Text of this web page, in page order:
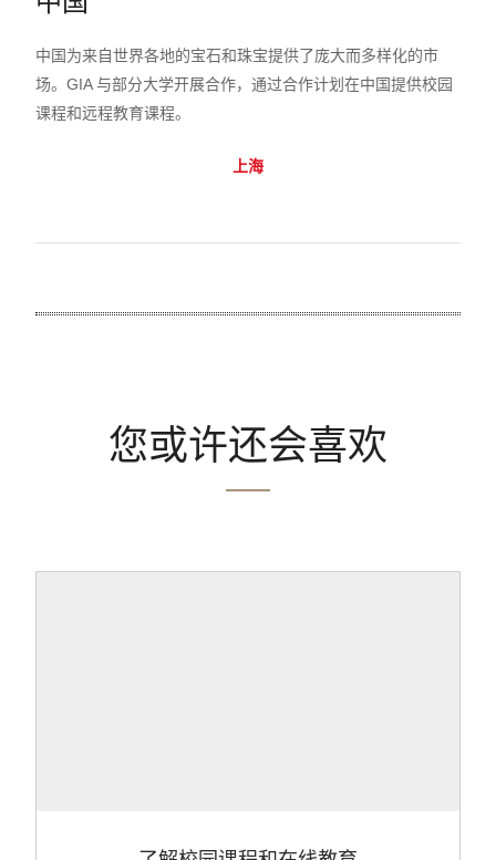
中国为来自世界各地的宝石和珠宝提供了庞大而多样化的市
场。GIA 与部分大学开展合作，通过合作计划在中国提供校园
课程和远程教育课程。
上海
您或许还会喜欢